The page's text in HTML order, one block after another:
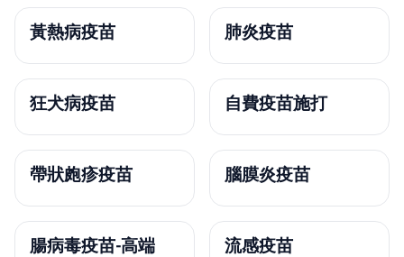
黃熱病疫苗 肺炎疫苗
狂犬病疫苗 自費疫苗施打
帶狀皰疹疫苗 腦膜炎疫苗
腸病毒疫苗-高端 流感疫苗